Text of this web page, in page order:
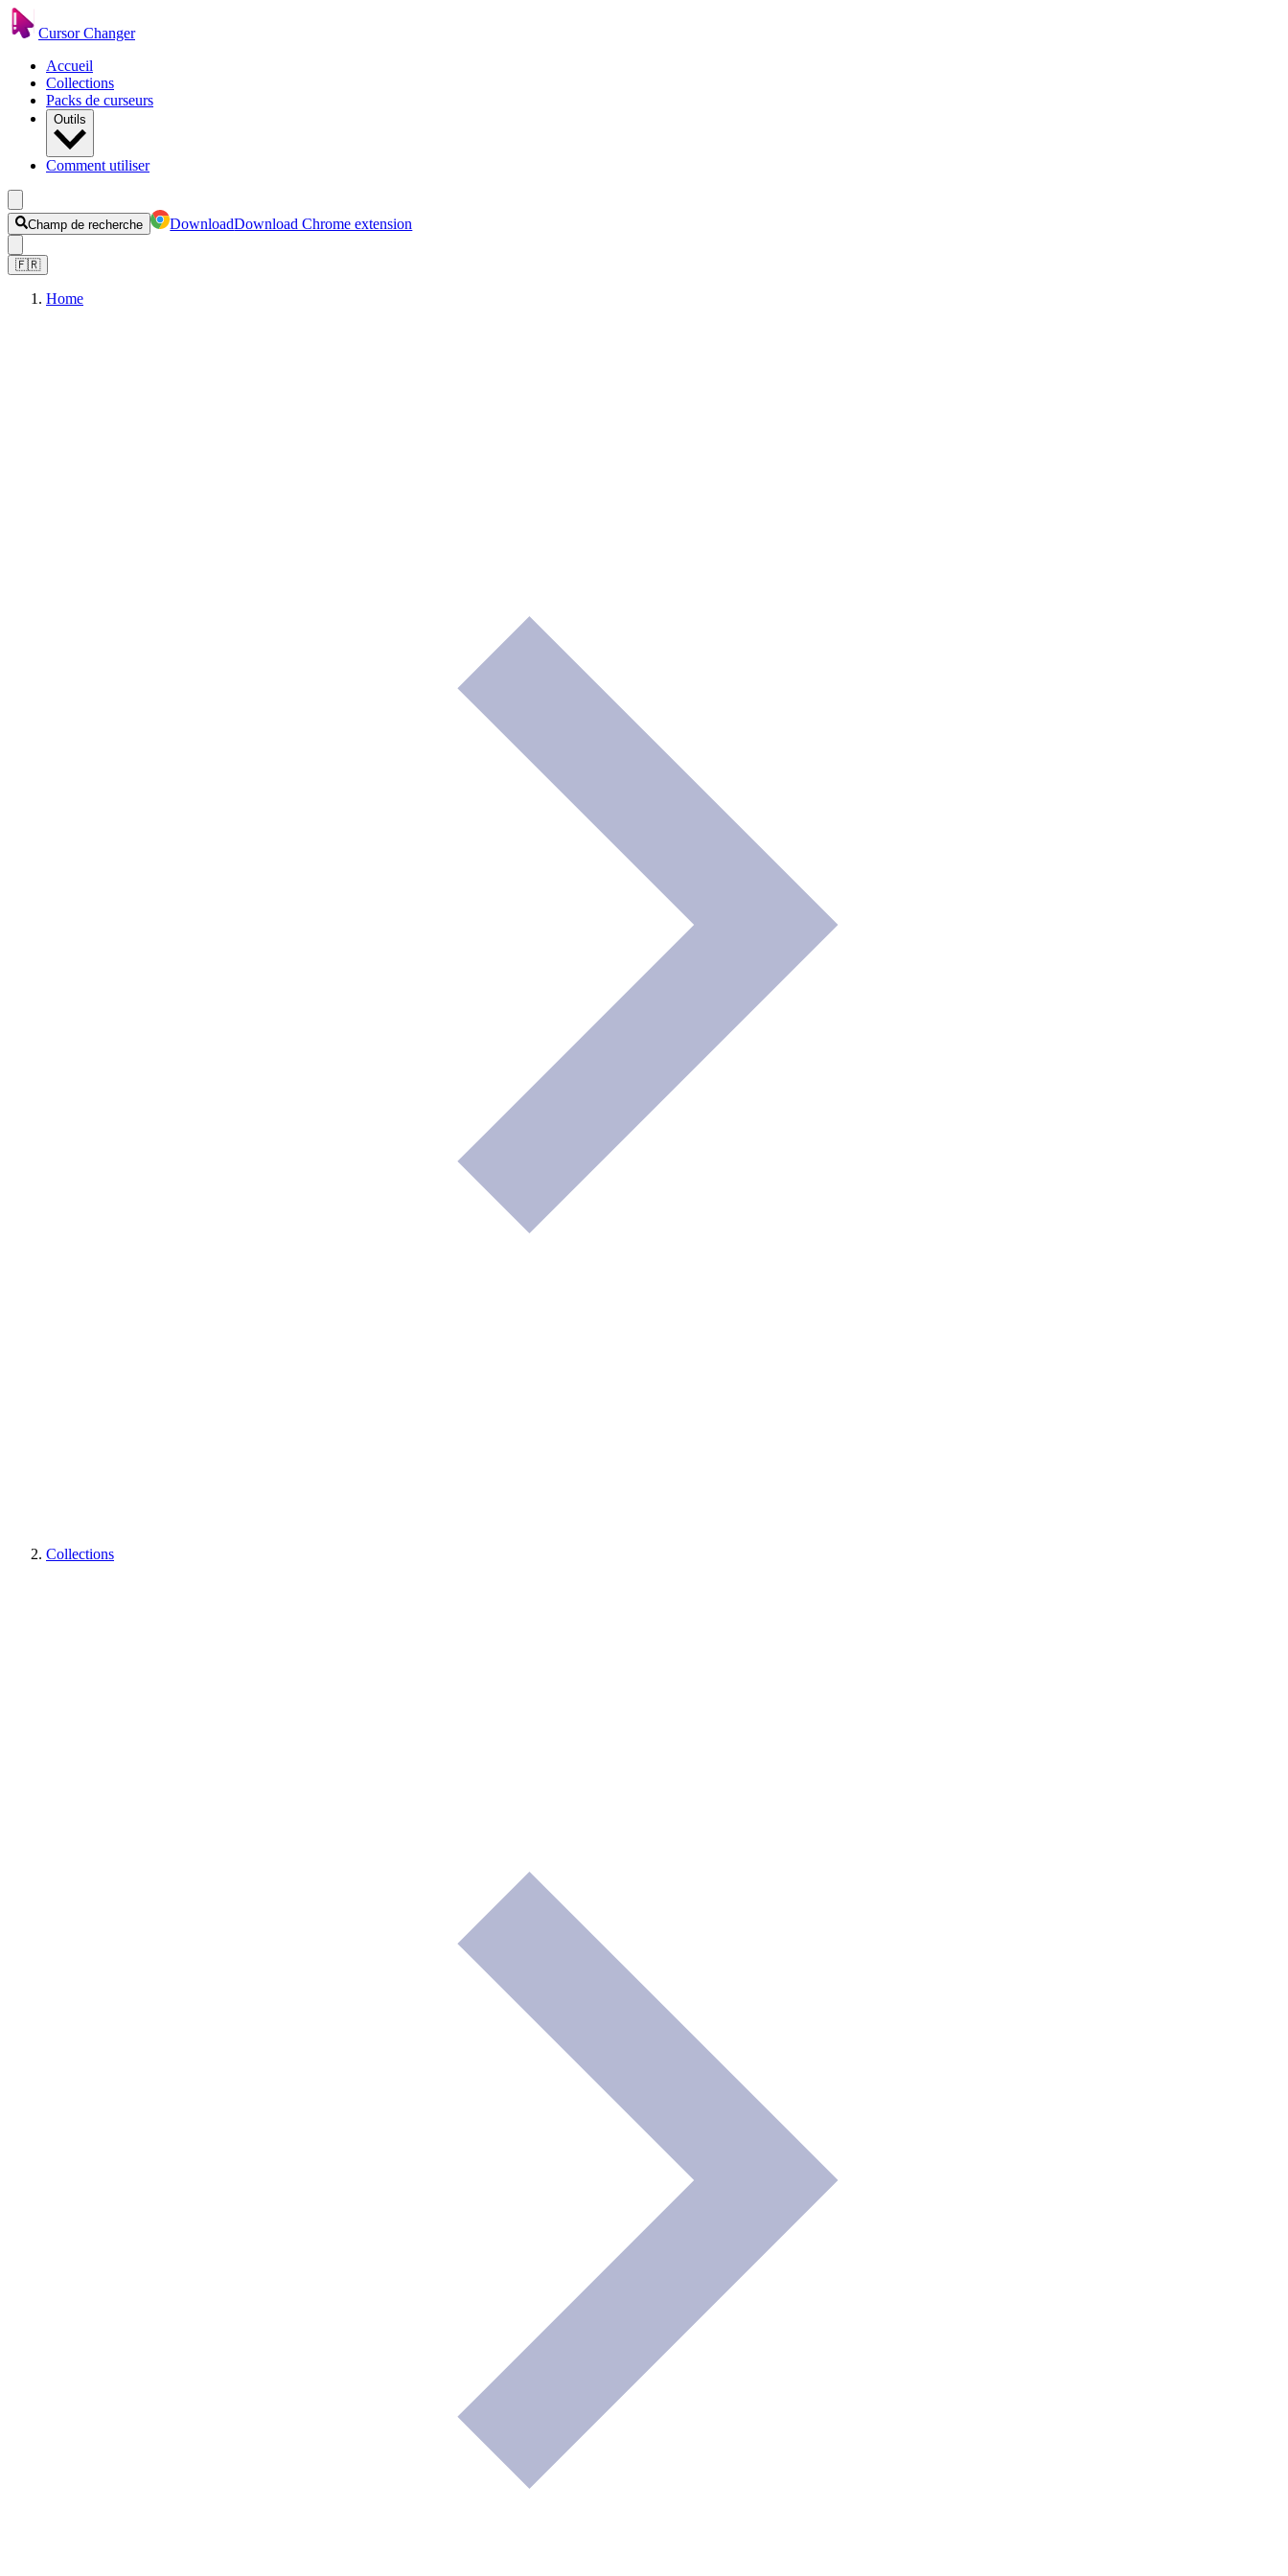
Cursor Changer
Accueil
Collections
Packs de curseurs
Outils
Comment utiliser
Champ de recherche DownloadDownload Chrome extension
🇫🇷
Home
Collections